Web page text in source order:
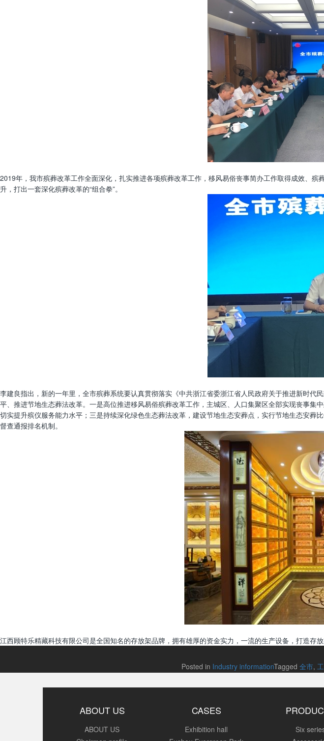
2019年，我市殡葬改革工作全面深化，扎实推进各项殡葬改革工作，移风易俗丧事简办工作取得成效、
升，打出一套深化殡葬改革的“组合拳”。
李建良指出，新的一年里，全市殡葬系统要认真贯彻落实《中共浙江省委浙江省人民政府关于推进新时
平、推进节地生态葬法改革。一是高位推进移风易俗殡葬改革工作，主城区、人口集聚区全部实现丧事
切实提升殡仪服务能力水平；三是持续深化绿色生态葬法改革，建设节地生态安葬点，实行节地生态安葬
督查通报排名机制。
江西顾特乐精藏科技有限公司是全国知名的存放架品牌，拥有雄厚的资金实力，一流的生产设备，打造存
Posted in Industry informationTagged 全市,
ABOUT US
ABOUT US
CASES
Exhibition hall
Six